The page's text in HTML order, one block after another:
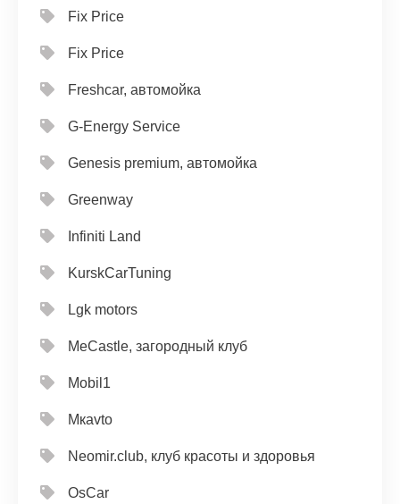
Fix Price
Fix Price
Freshcar, автомойка
G-Energy Service
Genesis premium, автомойка
Greenway
Infiniti Land
KurskCarTuning
Lgk motors
MeCastle, загородный клуб
Mobil1
Mкavto
Neomir.club, клуб красоты и здоровья
OsCar